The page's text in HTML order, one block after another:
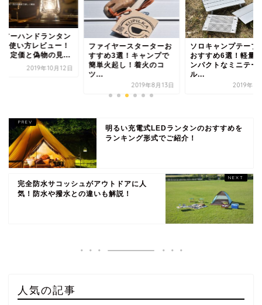
アーハンドランタン
使い方レビュー！
？定価と偽物の見...
2019年10月12日
ファイヤースターターお
すすめ3選！キャンプで
簡単火起し！着火のコ
ツ...
2019年8月13日
ソロキャンプテーブ
おすすめ6選！軽量
ンパクトなミニテー
ル...
2019年8
明るい充電式LEDランタンのおすすめを
ランキング形式でご紹介！
完全防水サコッシュがアウトドアに人
気！防水や撥水との違いも解説！
人気の記事